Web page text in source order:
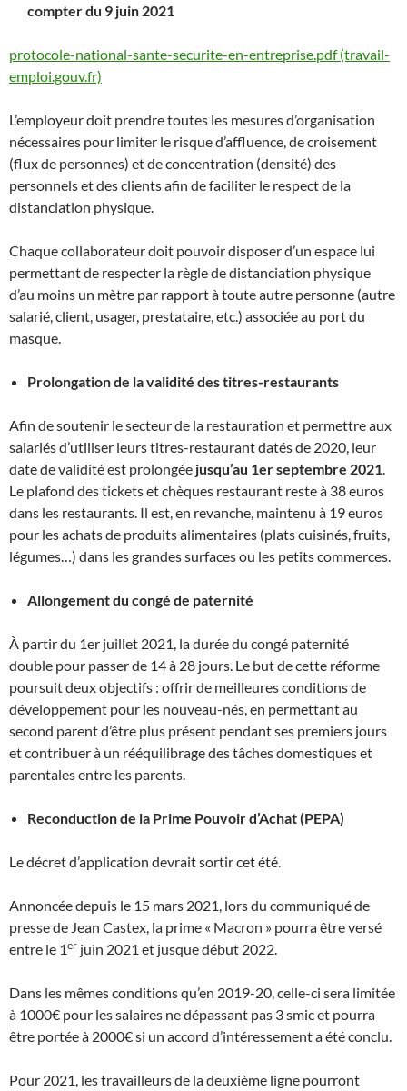
compter du 9 juin 2021
protocole-national-sante-securite-en-entreprise.pdf (travail-
emploi.gouv.fr)
L’employeur doit prendre toutes les mesures d’organisation
nécessaires pour limiter le risque d’affluence, de croisement
(flux de personnes) et de concentration (densité) des
personnels et des clients afin de faciliter le respect de la
distanciation physique.
Chaque collaborateur doit pouvoir disposer d’un espace lui
permettant de respecter la règle de distanciation physique
d’au moins un mètre par rapport à toute autre personne (autre
salarié, client, usager, prestataire, etc.) associée au port du
masque.
Prolongation de la validité des titres-restaurants
Afin de soutenir le secteur de la restauration et permettre aux
salariés d’utiliser leurs titres-restaurant datés de 2020, leur
date de validité est prolongée jusqu’au 1er septembre 2021
Le plafond des tickets et chèques restaurant reste à 38 euros
dans les restaurants. Il est, en revanche, maintenu à 19 euros
pour les achats de produits alimentaires (plats cuisinés, fruits,
légumes…) dans les grandes surfaces ou les petits commerces.
Allongement du congé de paternité
À partir du 1er juillet 2021, la durée du congé paternité
double pour passer de 14 à 28 jours. Le but de cette réforme
poursuit deux objectifs : offrir de meilleures conditions de
développement pour les nouveau-nés, en permettant au
second parent d’être plus présent pendant ses premiers jours
et contribuer à un rééquilibrage des tâches domestiques et
parentales entre les parents.
Reconduction de la Prime Pouvoir d’Achat (PEPA)
Le décret d’application devrait sortir cet été.
Annoncée depuis le 15 mars 2021, lors du communiqué de
presse de Jean Castex, la prime « Macron » pourra être versé
entre le 1er juin 2021 et jusque début 2022.
Dans les mêmes conditions qu’en 2019-20, celle-ci sera limitée
à 1000€ pour les salaires ne dépassant pas 3 smic et pourra
être portée à 2000€ si un accord d’intéressement a été conclu.
Pour 2021, les travailleurs de la deuxième ligne pourront